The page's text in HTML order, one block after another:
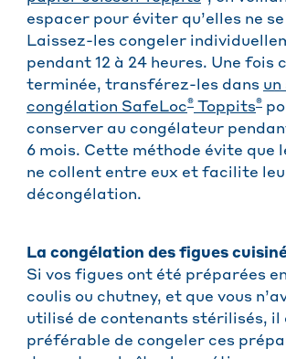
espacer pour éviter qu’elles ne
Laissez-les congeler
pendant 12 à 24 heures. Une fois
terminée, transférez-les dans un
congélation SafeLoc® Toppits®
conserver au congélateur
6 mois. Cette méthode évite que
ne collent entre eux et facilite
décongélation.
La congélation des figues
Si vos figues ont été préparées
coulis ou chutney, et que vous
utilisé de contenants stérilisés, il
préférable de congeler ces